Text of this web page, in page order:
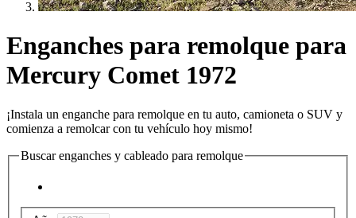
Enganches para remolque para
Mercury Comet 1972
¡Instala un enganche para remolque en tu auto, camioneta o SUV y
comienza a remolcar con tu vehículo hoy mismo!
Buscar enganches y cableado para remolque